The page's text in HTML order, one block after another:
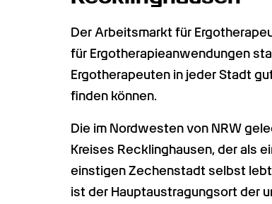
Der Arbeitsmarkt für
für Ergotherapieanwendungen
Ergotherapeuten in jeder Stadt
finden können.
Die im Nordwesten von NRW
Kreises Recklinghausen, der als
einstigen Zechenstadt selbst
ist der Hauptaustragungsort der